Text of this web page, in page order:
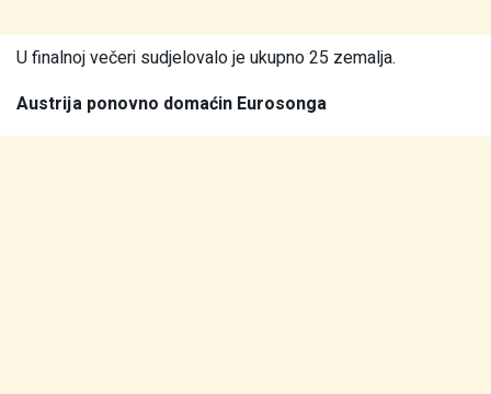
U finalnoj večeri sudjelovalo je ukupno 25 zemalja.
Austrija ponovno domaćin Eurosonga